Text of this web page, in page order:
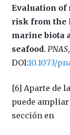
Evaluation of
risk from the
marine biota
seafood. PNAS
DOI:10.1073/
[6] Aparte de
puede
sección en